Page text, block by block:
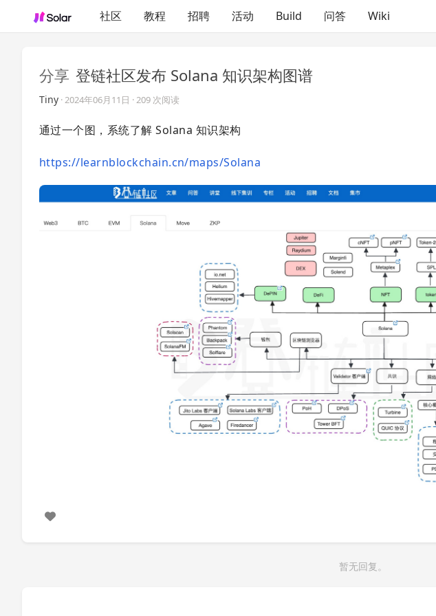
社区 教程 招聘 活动 Build 问答 Wiki
分享 登链社区发布 Solana 知识架构图谱
Tiny ·2024年06月11日 · 209 次阅读
通过一个图，系统了解 Solana 知识架构
https://learnblockchain.cn/maps/Solana
暂无回复。